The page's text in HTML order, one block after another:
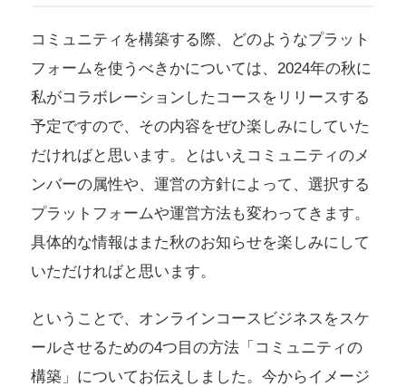
コミュニティを構築する際、どのようなプラット
フォームを使うべきかについては、2024年の秋に
私がコラボレーションしたコースをリリースする
予定ですので、その内容をぜひ楽しみにしていた
だければと思います。とはいえコミュニティのメ
ンバーの属性や、運営の方針によって、選択する
プラットフォームや運営方法も変わってきます。
具体的な情報はまた秋のお知らせを楽しみにして
いただければと思います。
ということで、オンラインコースビジネスをスケ
ールさせるための4つ目の方法「コミュニティの
構築」についてお伝えしました。今からイメージ